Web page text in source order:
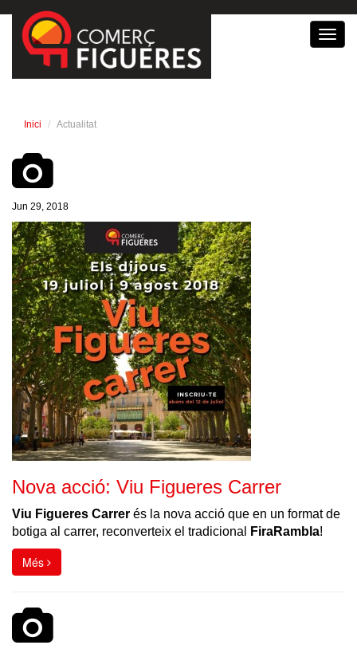
Inici Actualitat
Jun 29, 2018
Nova acció: Viu Figueres Carrer
Viu Figueres Carrer és la nova acció que en un format de
botiga al carrer, reconverteix el tradicional
FiraRambla!
Més